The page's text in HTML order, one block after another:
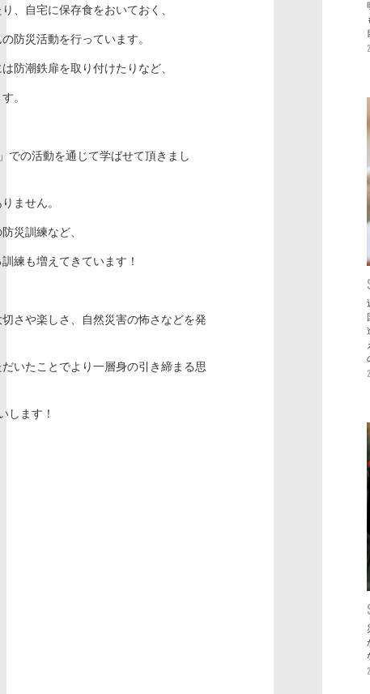
、自宅に保存食をおいておく、
防災活動を行っています。
防潮鉄扉を取り付けたりなど、
。
での活動を通じて学ばせて頂きまし
ません。
災訓練など、
練も増えてきています！
さや楽しさ、自然災害の怖さなどを発
いたことでより一層身の引き締まる思
します！